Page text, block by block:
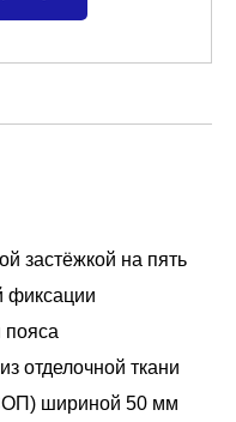
застёжкой на пять
фиксации
пояса
отделочной ткани
шириной 50 мм